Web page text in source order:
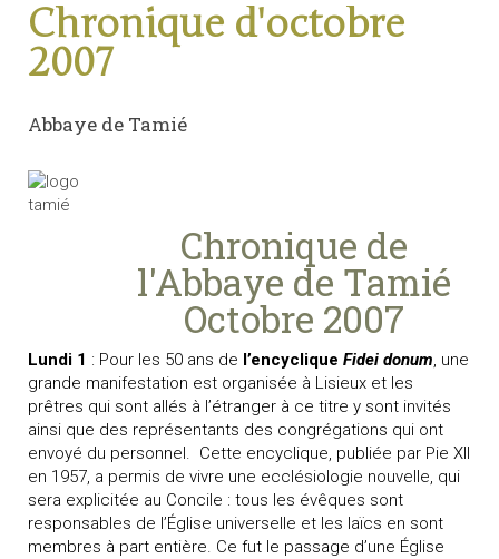
Chronique d'octobre
2007
Abbaye de Tamié
Chronique de
l'Abbaye de Tamié
Octobre 2007
Lundi 1 : Pour les 50 ans de l’encyclique Fidei donum, une
grande manifestation est organisée à Lisieux et les
prêtres qui sont allés à l’étranger à ce titre y sont invités
ainsi que des représentants des congrégations qui ont
envoyé du personnel. Cette encyclique, publiée par Pie XII
en 1957, a permis de vivre une ecclésiologie nouvelle, qui
sera explicitée au Concile : tous les évêques sont
responsables de l’Église universelle et les laïcs en sont
membres à part entière. Ce fut le passage d’une Église